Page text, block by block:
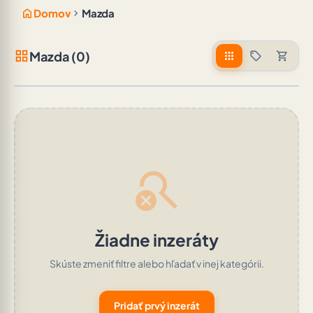
home Domov chevron_right Mazda
grid_viewMazda (0) apps sell shopping_cart
search_off
Žiadne inzeráty
Skúste zmeniť filtre alebo hľadať v inej kategórii.
Pridať prvý inzerát